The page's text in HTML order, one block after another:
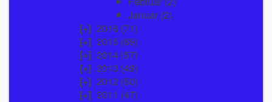
Januar (2)
2016 (71)
2015 (69)
2014 (57)
2013 (49)
2012 (50)
2011 (47)